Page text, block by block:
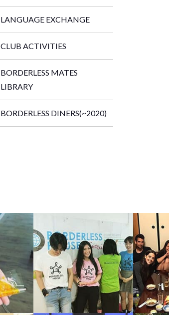
LANGUAGE EXCHANGE
CLUB ACTIVITIES
BORDERLESS MATES
LIBRARY
BORDERLESS DINERS(~2020)